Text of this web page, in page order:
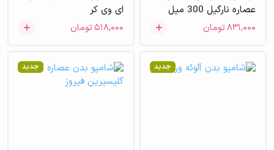
عصاره نارگیل 300 میل
جانسون
۸۳۱,۰۰۰تومان
ای وی کر
۵۱۸,۰۰۰تومان
جدید جدید